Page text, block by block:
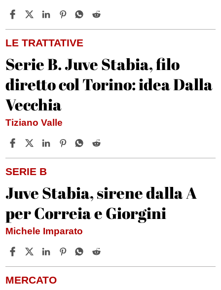
LE TRATTATIVE
Serie B. Juve Stabia, filo
diretto col Torino: idea Dalla
Vecchia
Tiziano Valle
SERIE B
Juve Stabia, sirene dalla A
per Correia e Giorgini
Michele Imparato
MERCATO